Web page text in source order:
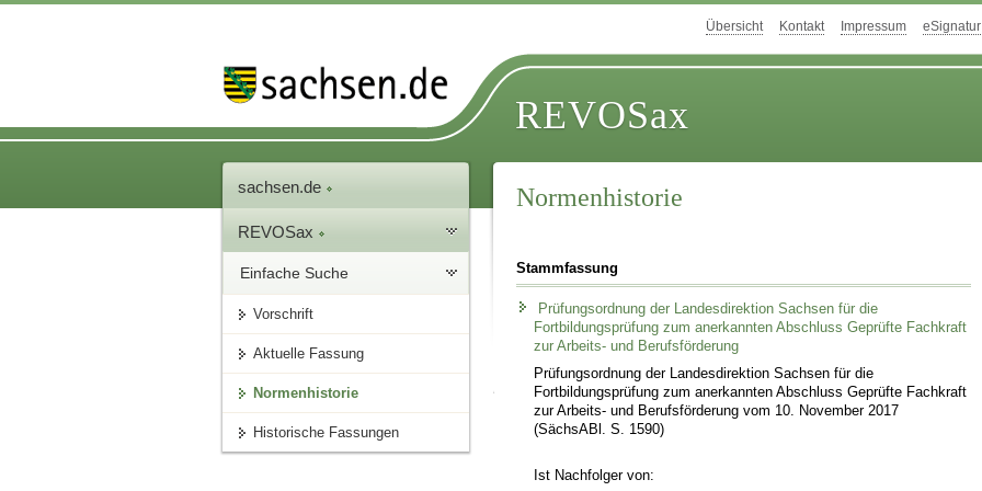
Übersicht Kontakt Impressum eSignatur
REVOSax
sachsen.de
REVOSax
Einfache Suche
Vorschrift
Aktuelle Fassung
Normenhistorie
Historische Fassungen
Normenhistorie
Stammfassung
Prüfungsordnung der Landesdirektion Sachsen für die
Fortbildungsprüfung zum anerkannten Abschluss Geprüfte Fachkraft
zur Arbeits- und Berufsförderung
Prüfungsordnung der Landesdirektion Sachsen für die
Fortbildungsprüfung zum anerkannten Abschluss Geprüfte Fachkraft
zur Arbeits- und Berufsförderung vom 10. November 2017
(SächsABl. S. 1590)
Ist Nachfolger von: